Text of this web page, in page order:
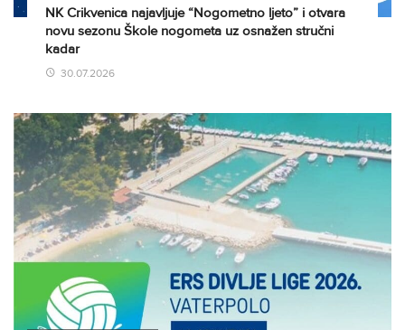
NK Crikvenica najavljuje “Nogometno ljeto” i otvara
novu sezonu Škole nogometa uz osnažen stručni
kadar
30.07.2026